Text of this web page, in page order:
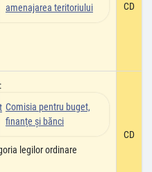
amenajarea teritoriului
CD
Comisia pentru buget,
finanţe şi bănci
legilor ordinare
CD